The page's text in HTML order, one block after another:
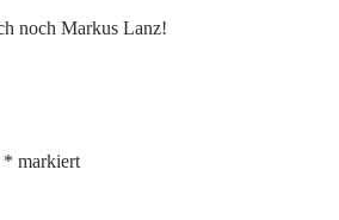
noch Markus Lanz!
* markiert